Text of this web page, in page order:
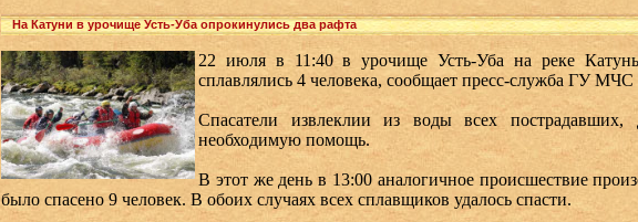
На Катуни в урочище Усть-Уба опрокинулись два рафта
22 июля в 11:40 в урочище Усть-Уба на реке
сплавлялись 4 человека, сообщает пресс-служба ГУ
Спасатели извлеклии из воды всех пострадавших,
необходимую помощь.
В этот же день в 13:00 аналогичное происшествие
было спасено 9 человек. В обоих случаях всех сплавщиков удалось спасти.